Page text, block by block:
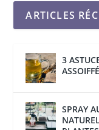
ARTICLES
3
SPRAY